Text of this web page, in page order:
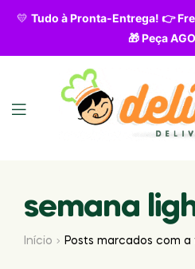
💛 Tudo à Pronta-Entrega! 👉
🎁 Peça
semana
Início Posts marcados com a